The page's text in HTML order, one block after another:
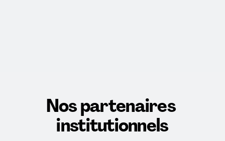
Nos partenaires
institutionnels